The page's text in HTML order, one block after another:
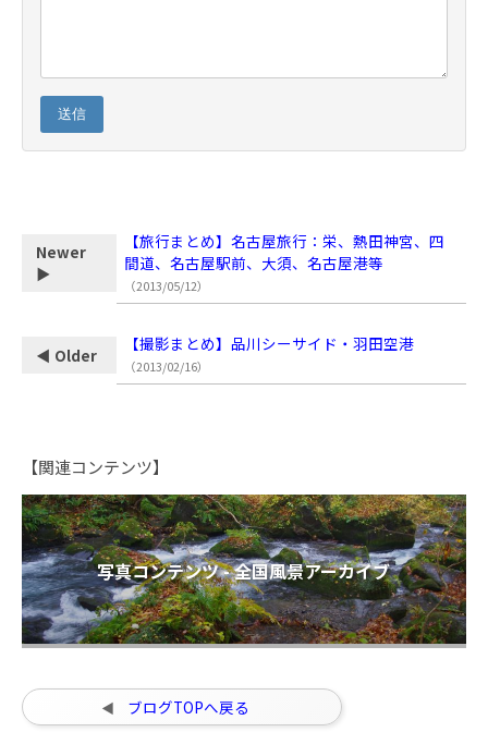
送信
Newer
▶
【旅行まとめ】名古屋旅行：栄、熱田神宮、四
間道、名古屋駅前、大須、名古屋港等
（2013/05/12）
◀ Older
【撮影まとめ】品川シーサイド・羽田空港
（2013/02/16）
【関連コンテンツ】
写真コンテンツ - 全国風景アーカイブ
ブログTOPへ戻る